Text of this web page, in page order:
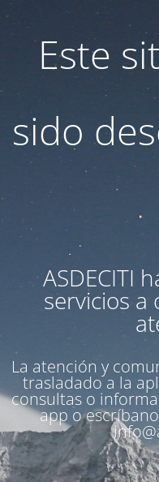
Este
sido
ASDECITI
servicios a
La atención y
trasladado a la
consultas o
app o